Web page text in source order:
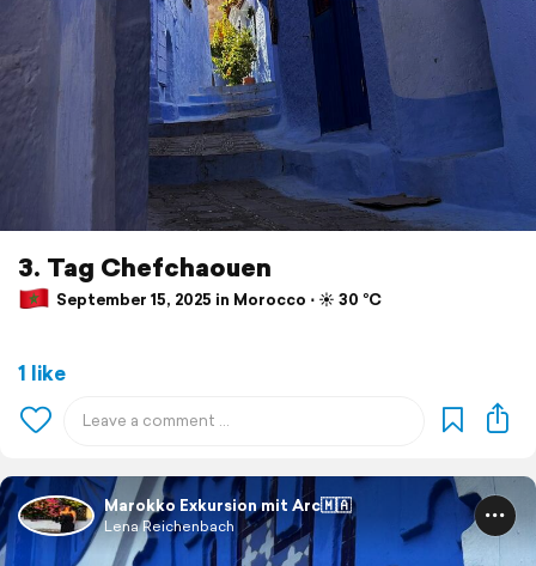
3. Tag Chefchaouen
September 15, 2025 in Morocco ⋅ ☀️ 30 °C
1 like
Marokko Exkursion mit Arc🇲🇦
Lena Reichenbach